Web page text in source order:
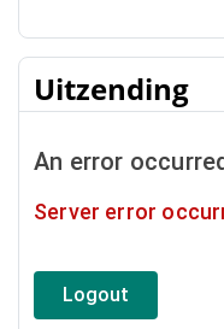
Uitzending